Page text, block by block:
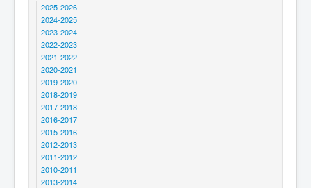
2025-2026
2024-2025
2023-2024
2022-2023
2021-2022
2020-2021
2019-2020
2018-2019
2017-2018
2016-2017
2015-2016
2012-2013
2011-2012
2010-2011
2013-2014